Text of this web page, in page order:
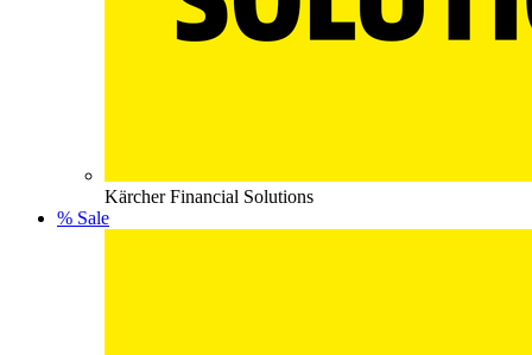
Kärcher Financial Solutions
% Sale